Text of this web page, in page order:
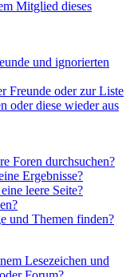
Mitglied dieses
und ignorierten
Freunde oder zur Liste
oder diese wieder aus
Foren durchsuchen?
Ergebnisse?
leere Seite?
und Themen finden?
Lesezeichen und